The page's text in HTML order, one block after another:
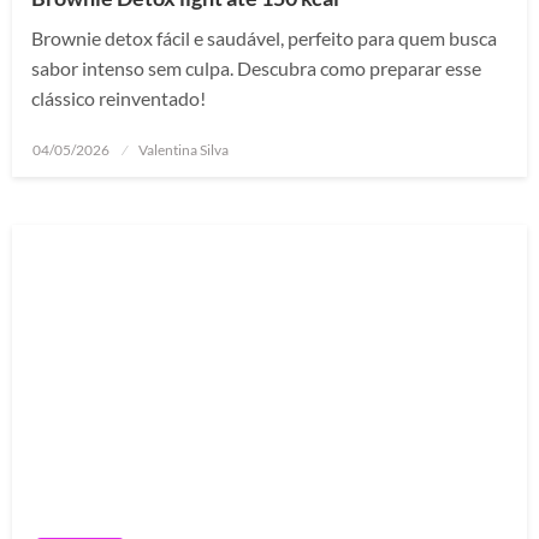
Brownie detox fácil e saudável, perfeito para quem busca
sabor intenso sem culpa. Descubra como preparar esse
clássico reinventado!
Posted
04/05/2026 Valentina Silva